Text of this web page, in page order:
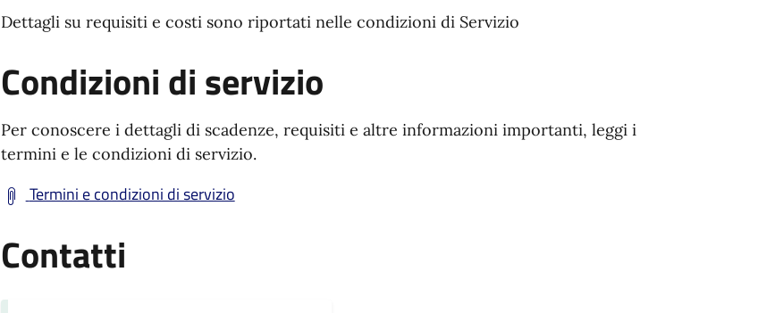
Dettagli su requisiti e costi sono riportati nelle condizioni di Servizio
Condizioni di servizio
Per conoscere i dettagli di scadenze, requisiti e altre informazioni importanti, leggi i
termini e le condizioni di servizio.
Termini e condizioni di servizio
Contatti